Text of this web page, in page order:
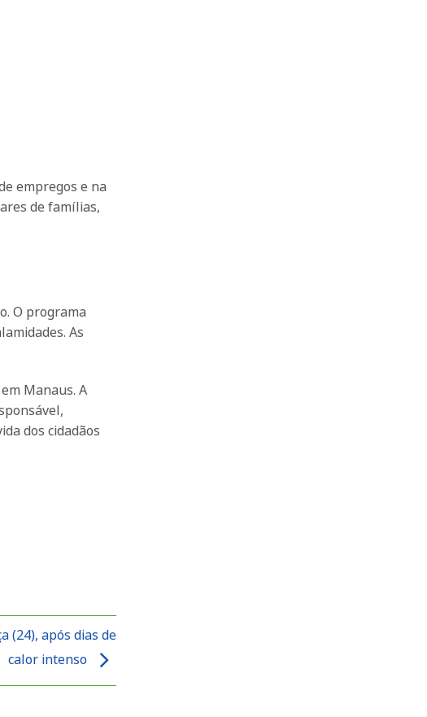
empregos e na
de famílias,
O programa
As
Manaus. A
dos cidadãos
(24), após dias de
calor intenso